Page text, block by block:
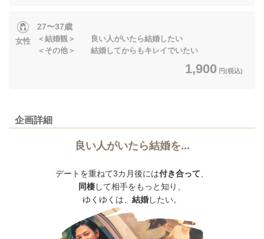
女性
27〜37歳
＜結婚観＞ 良い人がいたら結婚したい
＜その他＞ 結婚してからもキレイでいたい
1,900 円(税込)
企画詳細
良い人がいたら結婚を...
デートを重ねて3カ月後には付き合って
同棲して相手をもっと知り、
ゆくゆくは、 結婚したい。